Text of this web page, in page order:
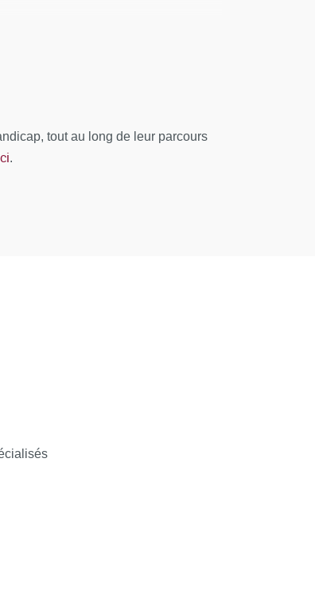
tout au long de leur parcours
.